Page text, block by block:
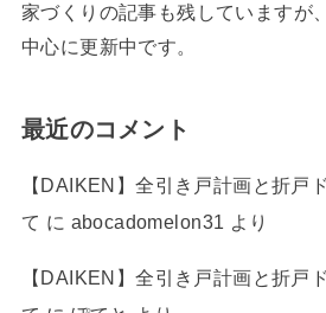
家づくりの記事も残していますが
中心に更新中です。
最近のコメント
【DAIKEN】全引き戸計画と折戸
て に abocadomelon31 より
【DAIKEN】全引き戸計画と折戸